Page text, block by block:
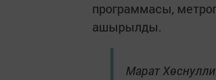
программасы,
ашырылды.
Марат